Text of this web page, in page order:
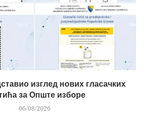
изглед нових гласачких
за Опште изборе
06/08/2026